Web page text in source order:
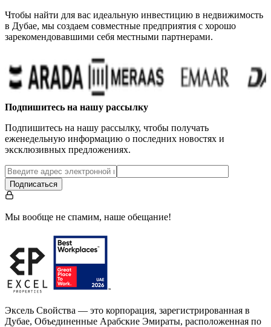
Чтобы найти для вас идеальную инвестицию в недвижимость
в Дубае, мы создаем совместные предприятия с хорошо
зарекомендовавшими себя местными партнерами.
Подпишитесь на нашу рассылку
Подпишитесь на нашу рассылку, чтобы получать
еженедельную информацию о последних новостях и
эксклюзивных предложениях.
Подписаться
Мы вообще не спамим, наше обещание!
Эксель Свойства — это корпорация, зарегистрированная в
Дубае, Объединенные Арабские Эмираты, расположенная по